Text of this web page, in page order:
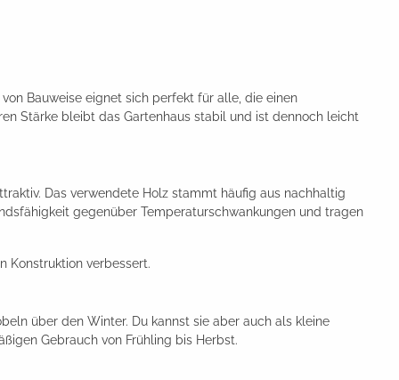
Bauweise eignet sich perfekt für alle, die einen
Stärke bleibt das Gartenhaus stabil und ist dennoch leicht
Das verwendete Holz stammt häufig aus nachhaltig
gegenüber Temperaturschwankungen und tragen
Konstruktion verbessert.
über den Winter. Du kannst sie aber auch als kleine
Gebrauch von Frühling bis Herbst.